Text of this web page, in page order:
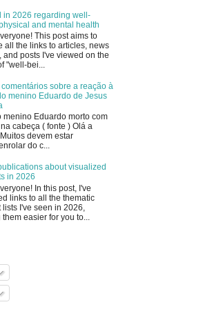
in 2026 regarding well-
and mental health
This post aims to
all the links to articles, news
and posts I've viewed on the
"well-bei...
comentários sobre a reação à
menino Eduardo de Jesus
menino Eduardo morto com
cabeça ( fonte ) Olá a
devem estar
do c...
about visualized
in 2026
In this post, I've
links to all the thematic
lists I've seen in 2026,
easier for you to...